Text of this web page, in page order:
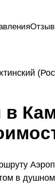
в